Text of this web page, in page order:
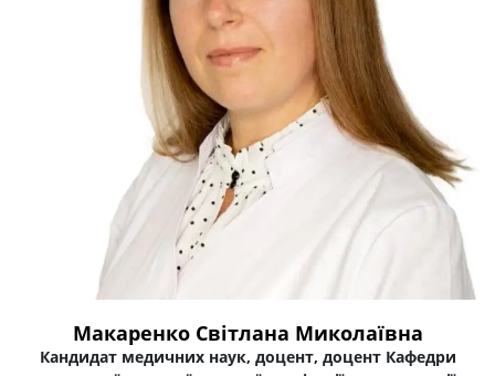
Макаренко Світлана Миколаївна
Кандидат медичних наук, доцент, доцент Кафедри